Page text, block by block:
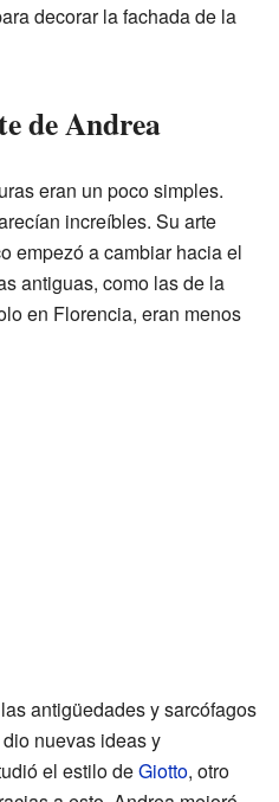
decorar la fachada de la
de Andrea
eran un poco simples.
increíbles. Su arte
empezó a cambiar hacia el
antiguas, como las de la
en Florencia, eran menos
antigüedades y sarcófagos
nuevas ideas y
el estilo deGiotto, otro